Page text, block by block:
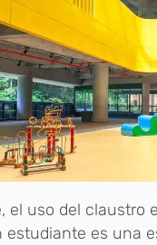
el uso del claustro
estudiante es una